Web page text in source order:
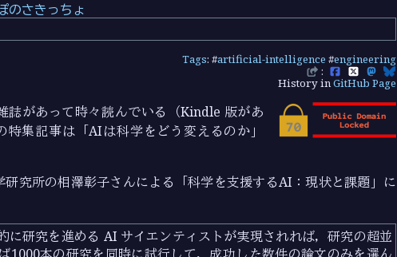
のさきっちょ
Tags: #artificial-intelligence #engineering
:
History inGitHub Page
誌があって時々読んでいる（Kindle 版があ
特集記事は「AIは科学をどう変えるのか」
究所の相澤彰子さんによる「科学を支援するAI：現状と課題」に
に研究を進める AI サイエンティストが実現されれば，研究の超並